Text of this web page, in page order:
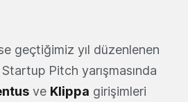
geçtiğimiz yıl düzenlenen
Pitch yarışmasında
ve Klippa girişimleri